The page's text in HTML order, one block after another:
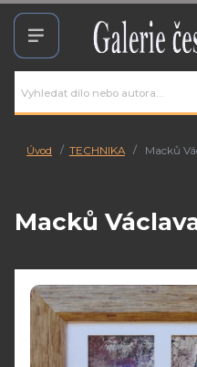
Úvod TECHNIKA Macků
Macků